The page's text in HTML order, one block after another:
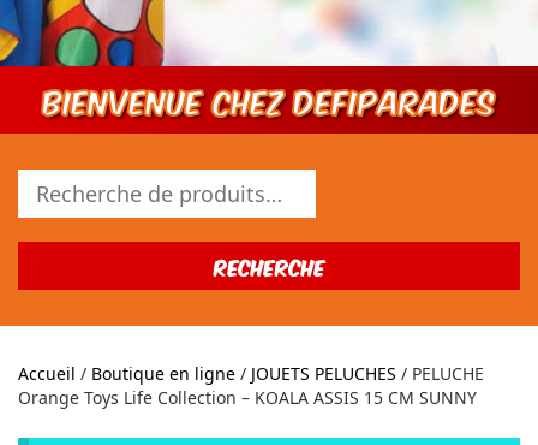
Bienvenue chez DEFIPARADES
pour :
Recherche
Accueil / Boutique en ligne / JOUETS PELUCHES / PELUCHE
Orange Toys Life Collection – KOALA ASSIS 15 CM SUNNY